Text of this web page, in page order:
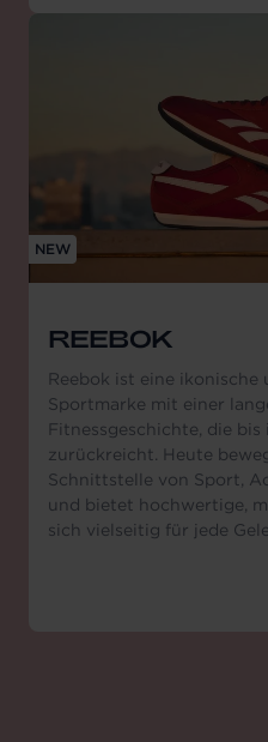
NEW
REEBOK
Reebok ist eine
Sportmarke mit einer
Fitnessgeschichte, die bis
zurückreicht. Heute
Schnittstelle von Sport,
und bietet hochwertige,
sich vielseitig für jede